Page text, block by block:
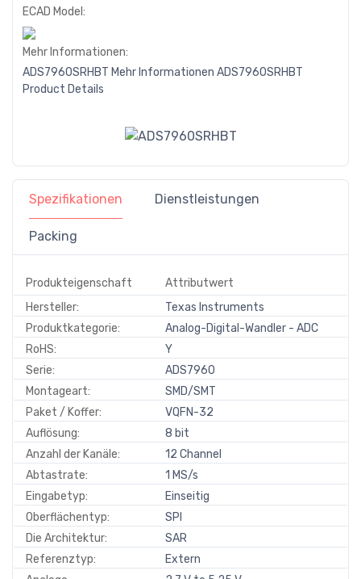
ECAD Model:
Mehr Informationen:
ADS7960SRHBT Mehr Informationen ADS7960SRHBT
Product Details
Spezifikationen Dienstleistungen
Packing
Produkteigenschaft
Attributwert
Hersteller:
Texas Instruments
Produktkategorie:
Analog-Digital-Wandler - ADC
RoHS:
Y
Serie:
ADS7960
Montageart:
SMD/SMT
Paket / Koffer:
VQFN-32
Auflösung:
8 bit
Anzahl der Kanäle:
12 Channel
Abtastrate:
1 MS/s
Eingabetyp:
Einseitig
Oberflächentyp:
SPI
Die Architektur:
SAR
Referenztyp:
Extern